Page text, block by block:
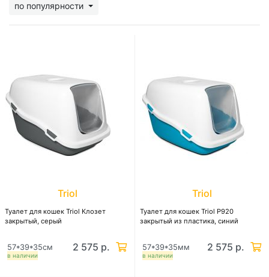
по популярности
Triol
Туалет для кошек Triol Клозет
закрытый, серый
в наличии
57*39*35см 2 575 р.
Triol
Туалет для кошек Triol P920
закрытый из пластика, синий
в наличии
57*39*35мм 2 575 р.